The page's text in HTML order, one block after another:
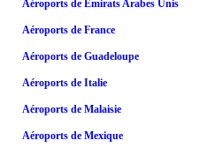
Aéroports de Émirats Arabes Unis
Aéroports de France
Aéroports de Guadeloupe
Aéroports de Italie
Aéroports de Malaisie
Aéroports de Mexique